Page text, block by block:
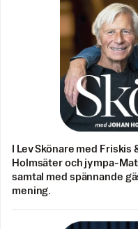
I Lev Skönare med
Holmsäter och jympa-
samtal med spännande
mening.